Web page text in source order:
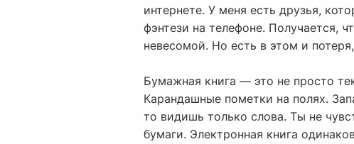
интернете. У меня есть друзья,
фэнтези на телефоне. Получается,
невесомой. Но есть в этом и
Бумажная книга — это не просто
Карандашные пометки на полях.
то видишь только слова. Ты не
бумаги. Электронная книга